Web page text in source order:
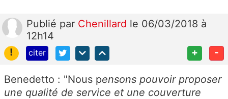
Publié par Chenillard le 06/03/2018 à
12h14
!
citer + -
Benedetto : "Nous pensons pouvoir proposer
une qualité de service et une couverture